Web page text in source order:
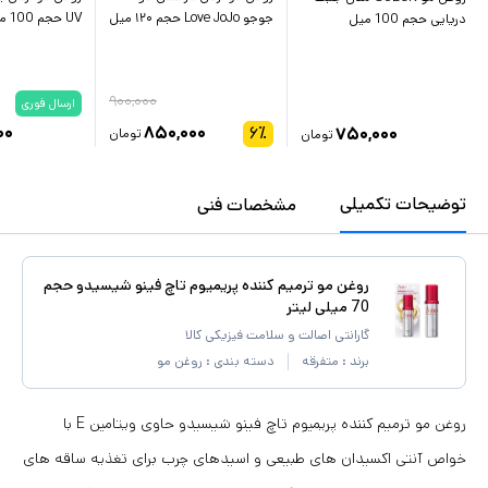
دریایی حجم 100 میل
۷۵۰,۰۰۰تومان
جوجو Love JoJo حجم ۱۲۰ میل
۶٪
۹۰۰,۰۰۰
۸۵۰,۰۰۰تومان
UV حجم 100 میلی لیتر
ارسال فوری
توضیحات تکمیلی مشخصات فنی
روغن مو ترمیم کننده پریمیوم تاچ فینو شیسیدو حجم
70 میلی لیتر
گارانتی اصالت و سلامت فیزیکی کالا
برند : متفرقه دسته بندی : روغن مو
روغن مو ترمیم کننده پریمیوم تاچ فینو شیسیدو حاوی ویتامین E با
خواص آنتی اکسیدان های طبیعی و اسیدهای چرب برای تغذیه ساقه های